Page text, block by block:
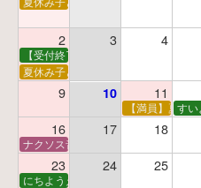
2 3 4
【受付終了】親子で挑戦！調べ学習
夏休み子ども平和映画会
9 10 11
【満員】夏休
すい
16 17 18
ナクソス音楽会 第5回 NHK交響楽
23 24 25
にちようえほん